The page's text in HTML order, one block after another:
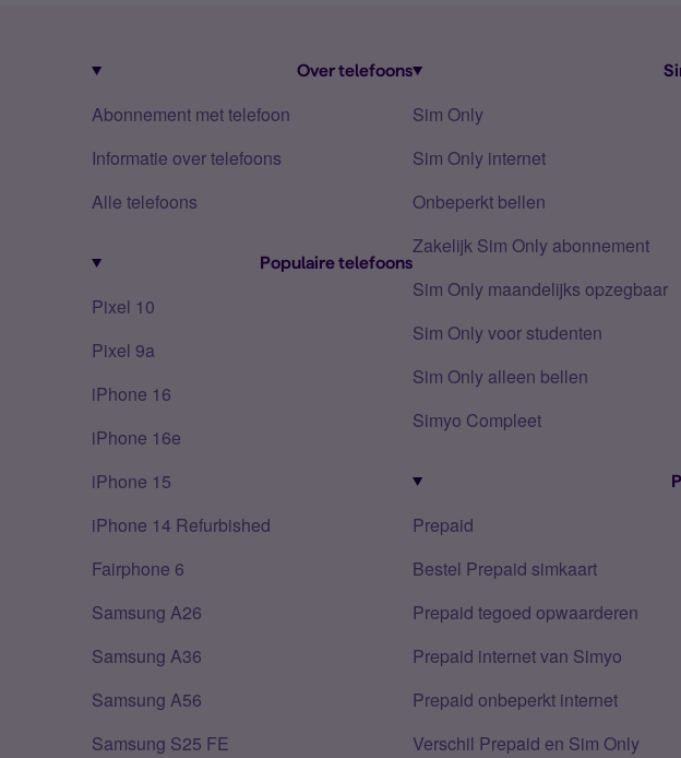
Over telefoons
Abonnement met telefoon
Informatie over telefoons
Alle telefoons
Populaire telefoons
Pixel 10
Pixel 9a
iPhone 16
iPhone 16e
iPhone 15
iPhone 14 Refurbished
Fairphone 6
Samsung A26
Samsung A36
Samsung A56
Samsung S25 FE
Sim Only
Sim Only internet
Onbeperkt bellen
Zakelijk Sim Only abonnement
Sim Only maandelijks opzegbaar
Sim Only voor studenten
Sim Only alleen bellen
Simyo Compleet
Prepaid
Bestel Prepaid simkaart
Prepaid tegoed opwaarderen
Prepaid internet van Simyo
Prepaid onbeperkt internet
Verschil Prepaid en Sim Only